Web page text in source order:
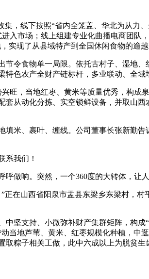
，线下按照“省内全笼盖、华北为从力
入市场；线上组建专业化曲播电商团队
实现了从县域特产到全国休闲食物的逾越
令食物单一局限。依托古村子、湿地、
色农产全财产链标杆，多业联动、全域
，当地红枣、黄米等质量优秀，构成
从动化分拣、实空锁鲜设备，并取山
米、裹叶、缠线。公司董事长张新勤告
我们！
响。突然，一个360度的大转体，让人
在山西省阳泉市盂县东梁乡东梁村，村
支持、小微弥补财产集群矩阵，构成
当地芦苇、黄米、红枣规模化种植，中
粽子相关工做，此中六成以上为脱贫生